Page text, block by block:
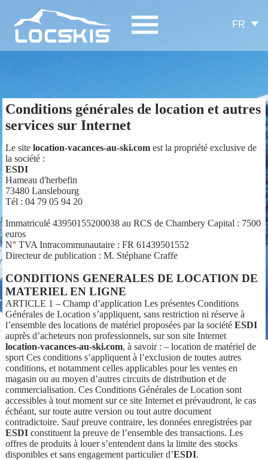
FR
Conditions générales de location et autres
services sur Internet
Le site location-vacances-au-ski.comest la propriété exclusive de
la société :
ESDI
Hameau d'herbefin
73480 Lanslebourg
Tél : 04 79 05 94 20
Immatriculé 43950155200038 au RCS de Chambery Capital : 7500
euros
N° TVA Intracommunautaire : FR 61439501552
Directeur de publication : M. Stéphane Craffe
CONDITIONS GENERALES DE LOCATION DE
MATERIEL EN LIGNE
ARTICLE 1 – Champ d’application Les présentes Conditions
Générales de Location s’appliquent, sans restriction ni réserve à
l’ensemble des locations de matériel proposées par la société ESDI
auprès d’acheteurs non professionnels, sur son site Internet
location-vacances-au-ski.com, à savoir : – location de matériel de
sport Ces conditions s’appliquent à l’exclusion de toutes autres
conditions, et notamment celles applicables pour les ventes en
magasin ou au moyen d’autres circuits de distribution et de
commercialisation. Ces Conditions Générales de Location sont
accessibles à tout moment sur ce site Internet et prévaudront, le cas
échéant, sur toute autre version ou tout autre document
contradictoire. Sauf preuve contraire, les données enregistrées par
ESDIconstituent la preuve de l’ensemble des transactions. Les
offres de produits à louer s’entendent dans la limite des stocks
disponibles et sans engagement particulier d’ESDI.